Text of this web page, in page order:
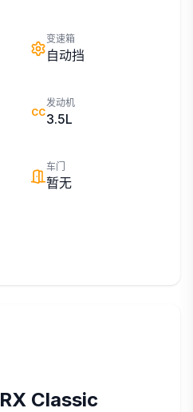
变速箱
自动挡
CC
发动机
3.5L
车门
暂无
RX Classic